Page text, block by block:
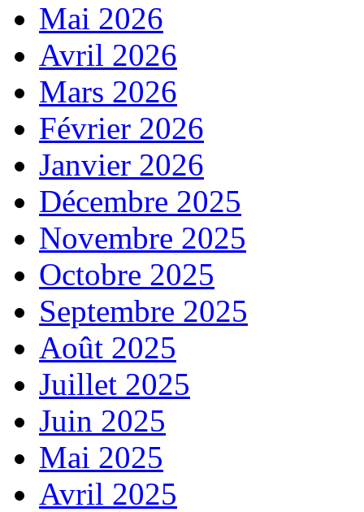
Mai 2026
Avril 2026
Mars 2026
Février 2026
Janvier 2026
Décembre 2025
Novembre 2025
Octobre 2025
Septembre 2025
Août 2025
Juillet 2025
Juin 2025
Mai 2025
Avril 2025